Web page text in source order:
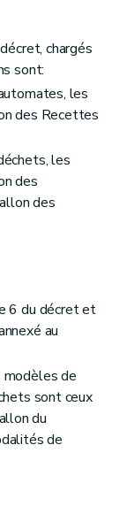
chargés
sont:
les
des Recettes
les
des
des
6 du décret et
au
modèles de
sont ceux
du
de